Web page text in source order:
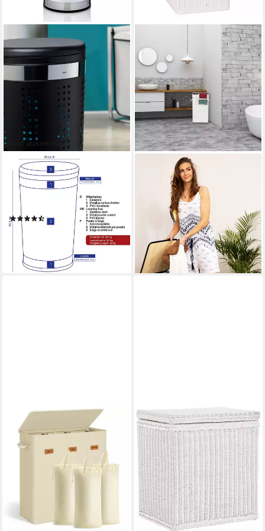
Fast ausverkauft
KELA
Wäschetonne Sevilla, mit
Sitzkissen als Deckel,
belastbar bis zu 160 kg
(17)
ab 60,99 €
lieferbar - in 2-3 Werktagen bei dir
RELAXDAYS
Wäschekorb 3 x Faltbarer
Wäschekorb Bambus weiß
64,95 € UVP99,99 €
lieferbar - in 2-3 Werktagen bei dir